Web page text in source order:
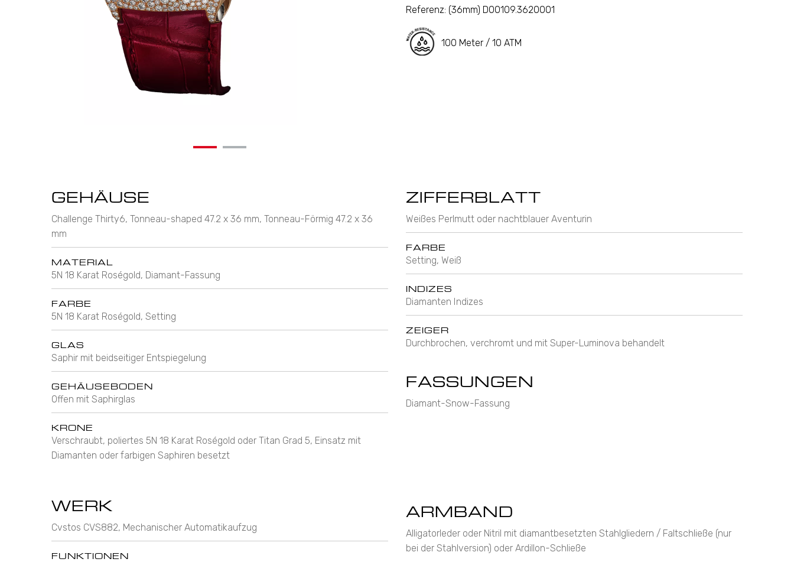
Referenz: (36mm) D00109.3620001
100 Meter / 10 ATM
GEHÄUSE
Challenge Thirty6, Tonneau-shaped 47.2 x 36 mm, Tonneau-Förmig 47.2 x 36
mm
MATERIAL
5N 18 Karat Roségold, Diamant-Fassung
FARBE
5N 18 Karat Roségold, Setting
GLAS
Saphir mit beidseitiger Entspiegelung
GEHÄUSEBODEN
Offen mit Saphirglas
KRONE
Verschraubt, poliertes 5N 18 Karat Roségold oder Titan Grad 5, Einsatz mit
Diamanten oder farbigen Saphiren besetzt
ZIFFERBLATT
Weißes Perlmutt oder nachtblauer Aventurin
FARBE
Setting, Weiß
INDIZES
Diamanten Indizes
ZEIGER
Durchbrochen, verchromt und mit Super-Luminova behandelt
FASSUNGEN
Diamant-Snow-Fassung
WERK
Cvstos CVS882, Mechanischer Automatikaufzug
FUNKTIONEN
ARMBAND
Alligatorleder oder Nitril mit diamantbesetzten Stahlgliedern / Faltschließe (nur
bei der Stahlversion) oder Ardillon-Schließe